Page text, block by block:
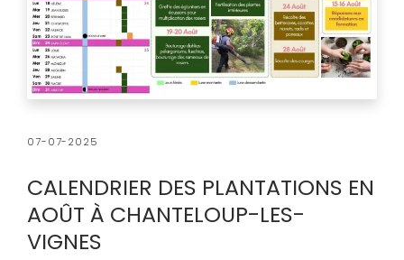
07-07-2025
CALENDRIER DES PLANTATIONS EN
AOÛT À CHANTELOUP-LES-
VIGNES